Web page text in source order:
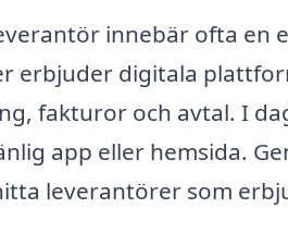
innebär ofta en
erbjuder digitala
fakturor och avtal. I
app eller hemsida.
leverantörer som